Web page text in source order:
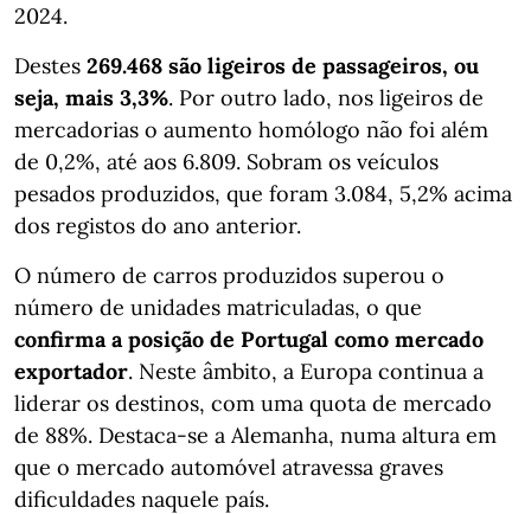
2024.
Destes 269.468 são ligeiros de passageiros, ou
seja, mais 3,3%. Por outro lado, nos ligeiros de
mercadorias o aumento homólogo não foi além
de 0,2%, até aos 6.809. Sobram os veículos
pesados produzidos, que foram 3.084, 5,2% acima
dos registos do ano anterior.
O número de carros produzidos superou o
número de unidades matriculadas, o que
confirma a posição de Portugal como mercado
exportador. Neste âmbito, a Europa continua a
liderar os destinos, com uma quota de mercado
de 88%. Destaca-se a Alemanha, numa altura em
que o mercado automóvel atravessa graves
dificuldades naquele país.